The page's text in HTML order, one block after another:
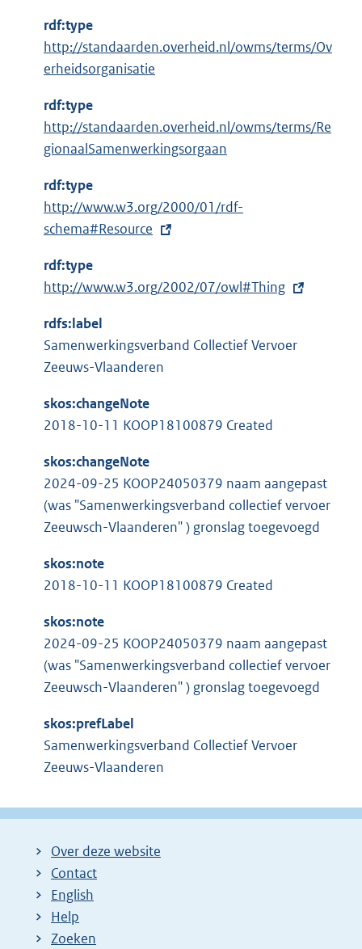
n
k
:
rdf:type
http://standaarden.overheid.nl/owms/terms/Ov
erheidsorganisatie
rdf:type
http://standaarden.overheid.nl/owms/terms/Re
gionaalSamenwerkingsorgaan
rdf:type
E
x
e
r
e
l
n
k
http://www.w3.org/2000/01/rdf-
schema#Resource
rdf:type
E
t
e
r
n
e
i
n
k
:
http://www.w3.org/2002/07/owl#Thing
rdfs:label
Samenwerkingsverband Collectief Vervoer
Zeeuws-Vlaanderen
skos:changeNote
2018-10-11 KOOP18100879 Created
skos:changeNote
2024-09-25 KOOP24050379 naam aangepast
(was "Samenwerkingsverband collectief vervoer
Zeeuwsch-Vlaanderen" ) gronslag toegevoegd
skos:note
2018-10-11 KOOP18100879 Created
skos:note
2024-09-25 KOOP24050379 naam aangepast
(was "Samenwerkingsverband collectief vervoer
Zeeuwsch-Vlaanderen" ) gronslag toegevoegd
skos:prefLabel
Samenwerkingsverband Collectief Vervoer
Zeeuws-Vlaanderen
Over deze website
Contact
English
Help
Zoeken